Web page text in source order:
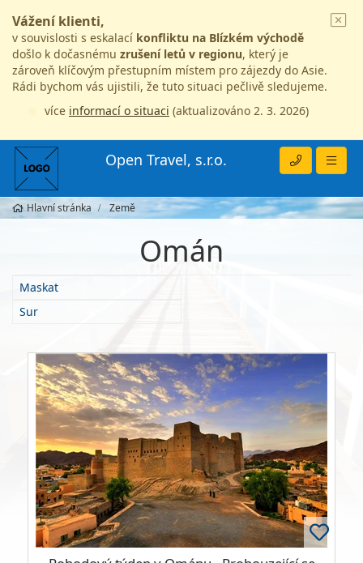
Vážení klienti,
v souvislosti s eskalací konfliktu na Blízkém východě
došlo k dočasnému zrušení letů v regionu, který je
zároveň klíčovým přestupním místem pro zájezdy do Asie.
Rádi bychom vás ujistili, že tuto situaci pečlivě sledujeme.
více informací o situaci (aktualizováno 2. 3. 2026)
Open Travel, s.r.o.
Hlavní stránka Země
Omán
Maskat
Sur